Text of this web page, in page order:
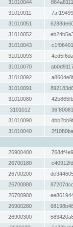
31010044
31010011
31010051
31010052
31010043
31010093
31010070
31010092
31010091
31010080
3101012
31010090
31010040
26900400
26700180
26700200
26700880
26700900
26900280
26900300